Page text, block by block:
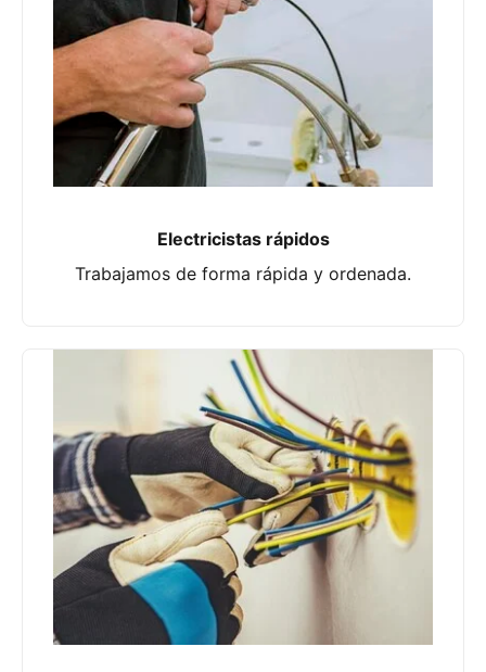
Electricistas rápidos
Trabajamos de forma rápida y ordenada.